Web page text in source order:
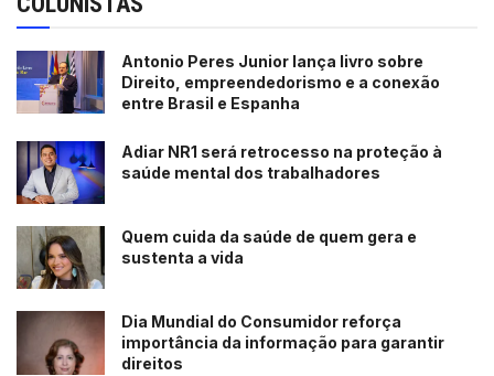
Antonio Peres Junior lança livro sobre
Direito, empreendedorismo e a conexão
entre Brasil e Espanha
Adiar NR1 será retrocesso na proteção à
saúde mental dos trabalhadores
Quem cuida da saúde de quem gera e
sustenta a vida
Dia Mundial do Consumidor reforça
importância da informação para garantir
direitos